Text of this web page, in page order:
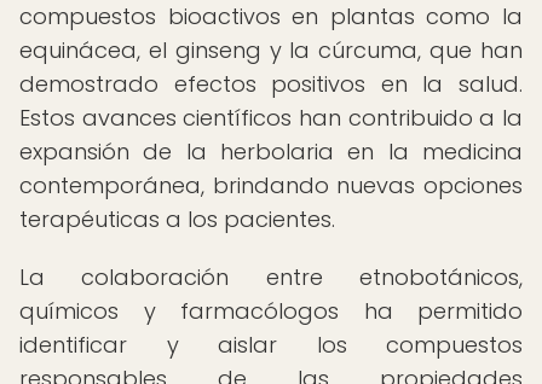
compuestos bioactivos en plantas como la
equinácea, el ginseng y la cúrcuma, que han
demostrado efectos positivos en la salud.
Estos avances científicos han contribuido a la
expansión de la herbolaria en la medicina
contemporánea, brindando nuevas opciones
terapéuticas a los pacientes.
La colaboración entre etnobotánicos,
químicos y farmacólogos ha permitido
identificar y aislar los compuestos